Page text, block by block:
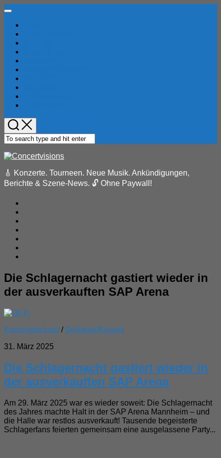
Skip
content
Expand
🎸 Konzerte. Tourneen. Neue Musik. Ankündigungen,
Berichte & Szene-News. 🔓 Ohne Paywall!
Die Schlagernacht gastiert wieder in
der ausverkauften SAP Arena
Konzertberichte / Schlager/Klassik
31. März 2025
Die Schlagernacht gastiert wieder in
der ausverkauften SAP Arena
Am 29. März 2025 war es wieder soweit: Die Schlagernacht
des Jahres machte Halt in der SAP Arena Mannheim – und
die Halle war restlos ausverkauft! Tausende begeisterte
Schlagerfans feierten gemeinsam eine ausgelassene Party...